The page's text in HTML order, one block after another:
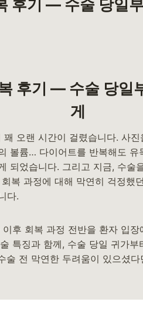
후기 — 수술 당일
후기 — 수술 당일
게
오랜 시간이 걸렸습니다. 사
볼륨… 다이어트를 반복해도
되었습니다. 그리고 지금, 수술
복 과정에 대해 막연히 걱정했
다.
후 회복 과정 전반을 환자 입
특징과 함께, 수술 당일 귀가
술 전 막연한 두려움이 있으셨